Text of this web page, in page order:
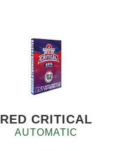
RED CRITICAL
AUTOMATIC